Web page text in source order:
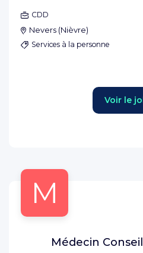
CDD
Nevers (Nièvre)
Services à la personne
Voir le
M
Médecin